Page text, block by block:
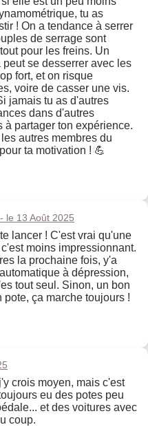
tu as
! On a tendance à serrer
de serrage sont
pour les freins. Un
se desserrer avec les
fort, et on risque
voire de casser une vis.
jamais tu as d'autres
dans d'autres
à partager ton expérience.
autres membres du
ta motivation ! 💪
- le 13 Août 2025
lancer ! C'est vrai qu'une
moins impressionnant.
la prochaine fois, y'a
à dépression,
tout seul. Sinon, un bon
ça marche toujours !
crois moyen, mais c'est
eu des potes peu
et des voitures avec
coup.